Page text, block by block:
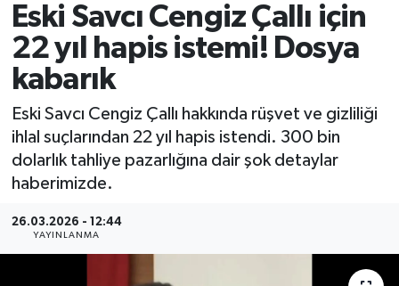
Eski Savcı Cengiz Çallı için
22 yıl hapis istemi! Dosya
kabarık
Eski Savcı Cengiz Çallı hakkında rüşvet ve gizliliği
ihlal suçlarından 22 yıl hapis istendi. 300 bin
dolarlık tahliye pazarlığına dair şok detaylar
haberimizde.
26.03.2026 - 12:44
YAYINLANMA
GÜNCEL
KÜLTÜR
MAGAZİN
ÖZEL HABER
SAĞLIK
Son Dakika Haberleri
Haber Arşivi